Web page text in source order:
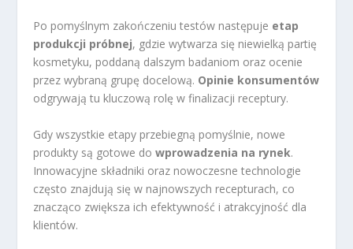
Po pomyślnym zakończeniu testów następuje etap
produkcji próbnej, gdzie wytwarza się niewielką partię
kosmetyku, poddaną dalszym badaniom oraz ocenie
przez wybraną grupę docelową. Opinie konsumentów
odgrywają tu kluczową rolę w finalizacji receptury.
Gdy wszystkie etapy przebiegną pomyślnie, nowe
produkty są gotowe dowprowadzenia na rynek.
Innowacyjne składniki oraz nowoczesne technologie
często znajdują się w najnowszych recepturach, co
znacząco zwiększa ich efektywność i atrakcyjność dla
klientów.